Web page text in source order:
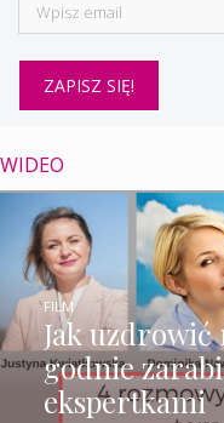
WIDEO
Jak
godnie
ekspertkami
FILM